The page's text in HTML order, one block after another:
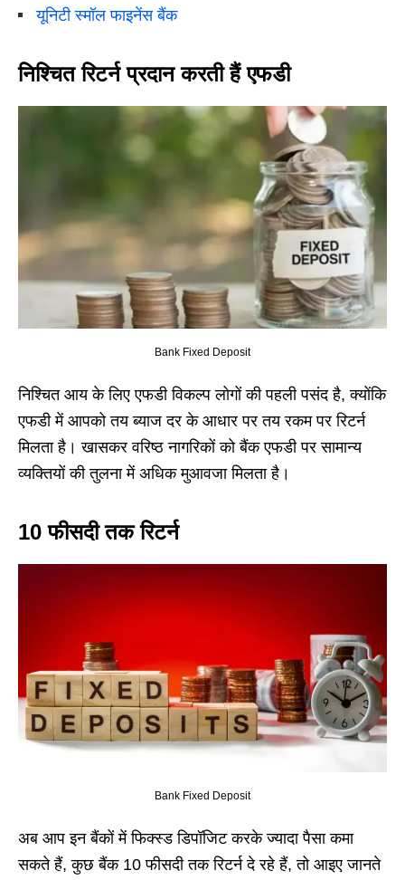
यूनिटी स्मॉल फाइनेंस बैंक
निश्चित रिटर्न प्रदान करती हैं एफडी
Bank Fixed Deposit
निश्चित आय के लिए एफडी विकल्प लोगों की पहली पसंद है, क्योंकि
एफडी में आपको तय ब्याज दर के आधार पर तय रकम पर रिटर्न
मिलता है। खासकर वरिष्ठ नागरिकों को बैंक एफडी पर सामान्य
व्यक्तियों की तुलना में अधिक मुआवजा मिलता है।
10 फीसदी तक रिटर्न
Bank Fixed Deposit
अब आप इन बैंकों में फिक्स्ड डिपॉजिट करके ज्यादा पैसा कमा
सकते हैं, कुछ बैंक 10 फीसदी तक रिटर्न दे रहे हैं, तो आइए जानते